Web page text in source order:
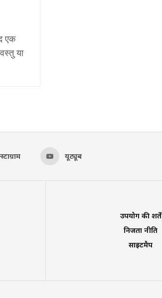
एक
या
यूट्यूब
उपयोग की शर्तें
निजता नीति
साइटमैप